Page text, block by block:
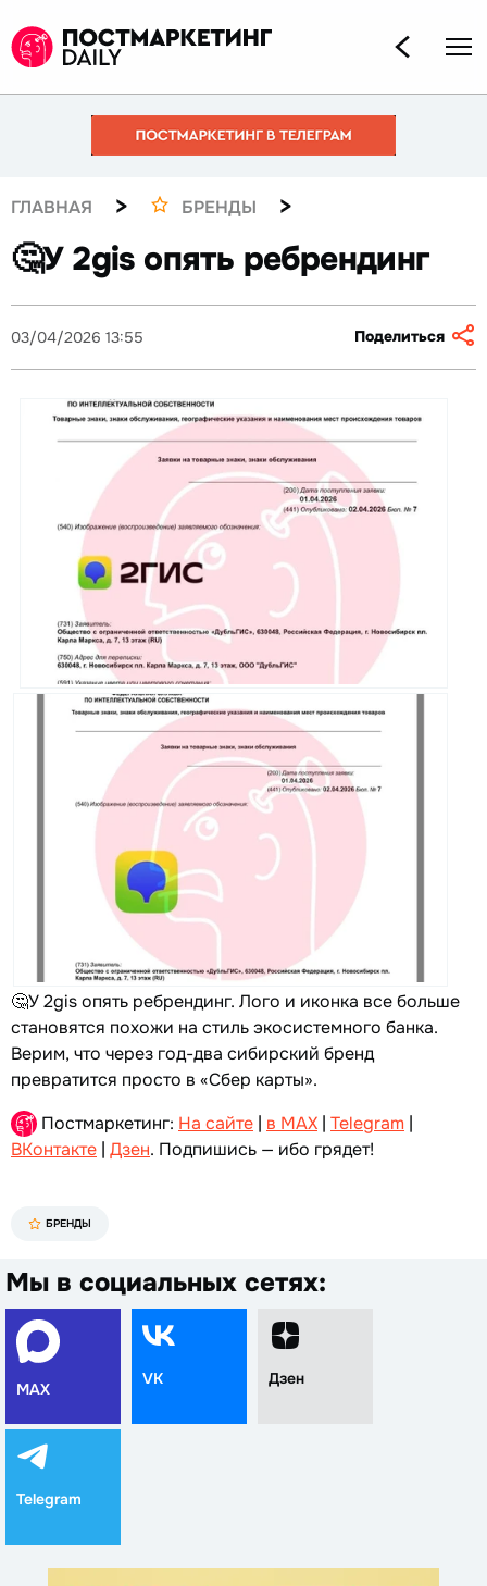
ГЛАВНАЯ > БРЕНДЫ >
🤔У 2gis опять ребрендинг
03/04/2026 13:55 Поделиться
🤔У 2gis опять ребрендинг. Лого и иконка все больше
становятся похожи на стиль экосистемного банка.
Верим, что через год-два сибирский бренд
превратится просто в «Сбер карты».
Постмаркетинг: На сайте | в MAX | Telegram |
ВКонтакте | Дзен. Подпишись — ибо грядет!
БРЕНДЫ
Мы в социальных сетях:
MAX
VK Дзен
Telegram